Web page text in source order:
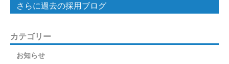
さらに過去の採用ブログ
カテゴリー
お知らせ